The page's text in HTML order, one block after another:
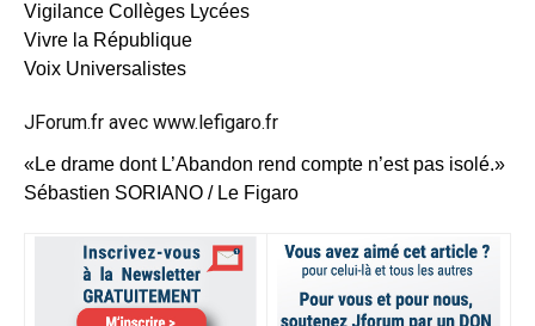
Vigilance Collèges Lycées
Vivre la République
Voix Universalistes
JForum.fr avec www.lefigaro.fr
«Le drame dont L’Abandon rend compte n’est pas isolé.»
Sébastien SORIANO / Le Figaro